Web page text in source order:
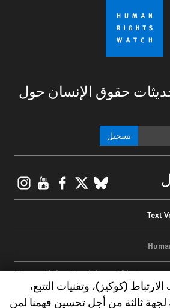
حقوق الإنسان حول
تسجيل
BlueSky
X
Text
Human Rights Watch| 350 Fifth Avenue,
10118-3299
Human Rights
(كوكيز)، وتقنيات التتبع،
لجهة ثالثة من أجل تحسين فهمنا لمن